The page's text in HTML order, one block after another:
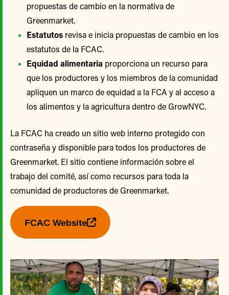
propuestas de cambio en la normativa de
Greenmarket.
Estatutos revisa e inicia propuestas de cambio en los
estatutos de la FCAC.
Equidad alimentaria proporciona un recurso para
que los productores y los miembros de la comunidad
apliquen un marco de equidad a la FCA y al acceso a
los alimentos y la agricultura dentro de GrowNYC.
La FCAC ha creado un sitio web interno protegido con
contraseña y disponible para todos los productores de
Greenmarket. El sitio contiene información sobre el
trabajo del comité, así como recursos para toda la
comunidad de productores de Greenmarket.
FCAC Website